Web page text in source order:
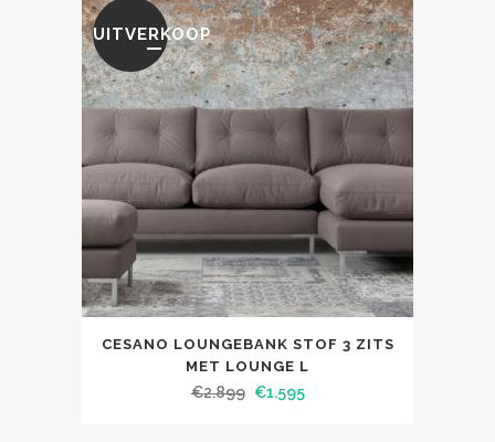
UITVERKOOP
CESANO LOUNGEBANK STOF 3 ZITS
MET LOUNGE L
€2.899 €1.595